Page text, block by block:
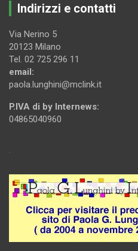
Indirizzi e contatti
Via Nerino 5
20123 Milano
Tel. 02 725 296 11
email:
paola.lunghini@mclink.it
P.IVA di by Internews:
04865040960
.